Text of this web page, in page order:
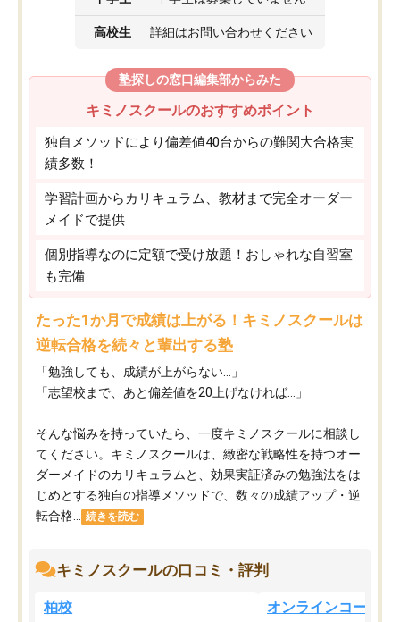
高校生 詳細はお問い合わせください
塾探しの窓口編集部からみた
キミノスクールのおすすめポイント
独自メソッドにより偏差値40台からの難関大合格実
績多数！
学習計画からカリキュラム、教材まで完全オーダー
メイドで提供
個別指導なのに定額で受け放題！おしゃれな自習室
も完備
たった1か月で成績は上がる！キミノスクールは
逆転合格を続々と輩出する塾
「勉強しても、成績が上がらない…」
「志望校まで、あと偏差値を20上げなければ…」
そんな悩みを持っていたら、一度キミノスクールに相談し
てください。キミノスクールは、緻密な戦略性を持つオー
ダーメイドのカリキュラムと、効果実証済みの勉強法をは
じめとする独自の指導メソッドで、数々の成績アップ・逆
転合格...
続きを読む
キミノスクールの口コミ・評判
柏校 オンラインコース